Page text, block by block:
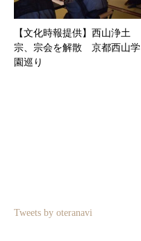
【文化時報提供】西山浄土
宗、宗会を解散 京都西山学
園巡り
Tweets by oteranavi